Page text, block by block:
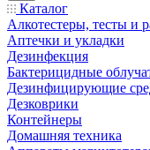
Каталог
Алкотестеры, тесты и
Аптечки и укладки
Дезинфекция
Бактерицидные
Дезинфицирующие
Дезковрики
Контейнеры
Домашняя техника